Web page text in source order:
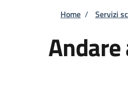
Home / Servizi